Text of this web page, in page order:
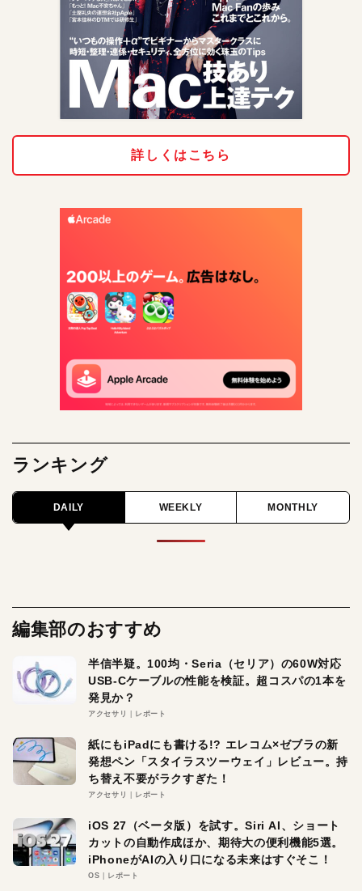
詳しくはこちら
ランキング
DAILY WEEKLY MONTHLY
編集部のおすすめ
半信半疑。100均・Seria（セリア）の60W対応
USB-Cケーブルの性能を検証。超コスパの1本を
発見か？
アクセサリ レポート
紙にもiPadにも書ける!? エレコム×ゼブラの新
発想ペン「スタイラスツーウェイ」レビュー。持
ち替え不要がラクすぎた！
アクセサリ レポート
iOS 27（ベータ版）を試す。Siri AI、ショート
カットの自動作成ほか、期待大の便利機能5選。
iPhoneがAIの入り口になる未来はすぐそこ！
OS レポート